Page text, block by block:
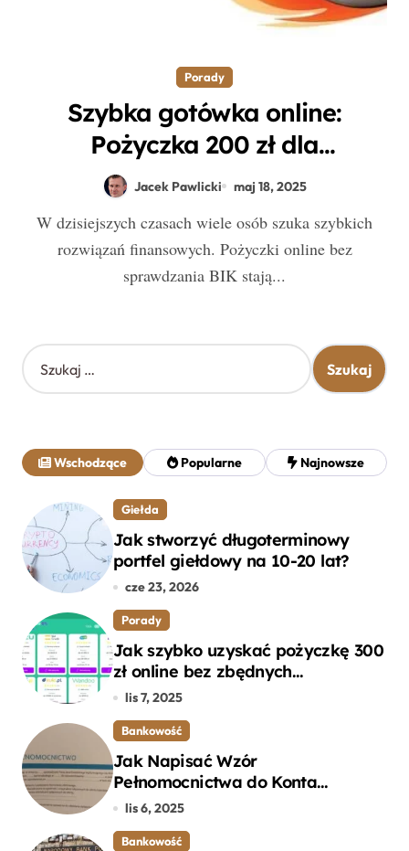
Porady
Szybka gotówka online:
Pożyczka 200 zł dla
zadłużonych mimo złej historii
Jacek Pawlicki maj 18, 2025
W dzisiejszych czasach wiele osób szuka szybkich
rozwiązań finansowych. Pożyczki online bez
sprawdzania BIK stają...
S
z
j
:
Wschodzące Popularne Najnowsze
Giełda
Jak stworzyć długoterminowy
portfel giełdowy na 10-20 lat?
cze 23, 2026
Porady
Jak szybko uzyskać pożyczkę 300
zł online bez zbędnych
formalności?
lis 7, 2025
Bankowość
Jak Napisać Wzór
Pełnomocnictwa do Konta
Bankowego – Praktyczny
lis 6, 2025
Bankowość